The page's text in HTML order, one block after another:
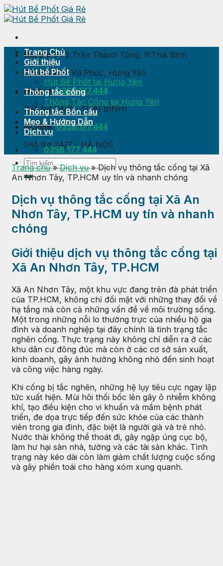
Skip
to
Địa chỉ 1:72 Trần Thánh Tông, P.Thái Bình
Địa chỉ 2:P. Vũ Phúc, Hưng Yên
Hotline: 0358.177.444
(Hỗ trợ 24/7 - THÁI BÌNH)
Hotline: 0358.177.444
(Hỗ trợ 24/7 - HÀ NỘI)
Trang Chủ
Giới thiệu
Hút bể Phốt
Hút Bể Phốt tại Hưng Yên
Thông tắc cống
Thông Tắc Cống tại Hưng Yên
Thông tắc Bồn cầu
Mẹo & Hướng Dẫn
Dịch vụ
0358 177 444
Trang chủ»Dịch vụ»Dịch vụ thông tắc cống tại Xã
An Nhơn Tây, TP.HCM uy tín và nhanh chóng
Dịch vụ thông tắc cống tại Xã An
Nhơn Tây, TP.HCM uy tín và nhanh
chóng
Giới thiệu dịch vụ thông tắc cống tại
Xã An Nhơn Tây, TP.HCM
Xã An Nhơn Tây, một khu vực đang trên đà phát triển
của TP.HCM, không chỉ đối mặt với những thay đổi về
hạ tầng mà còn cả những vấn đề về môi trường sống.
Một trong những nỗi lo thường trực của nhiều hộ gia
đình và doanh nghiệp tại đây chính là tình trạng tắc
nghẽn cống. Thực trạng này không chỉ diễn ra ở các
khu dân cư đông đúc mà còn ở các cơ sở sản xuất,
kinh doanh, gây ảnh hưởng không nhỏ đến sinh hoạt
và công việc hàng ngày.
Khi cống bị tắc nghẽn, những hệ lụy tiêu cực ngay lập
tức xuất hiện. Mùi hôi thối bốc lên gây ô nhiễm không
khí, tạo điều kiện cho vi khuẩn và mầm bệnh phát
triển, đe dọa trực tiếp đến sức khỏe của các thành
viên trong gia đình, đặc biệt là người già và trẻ nhỏ.
Nước thải không thể thoát đi, gây ngập úng cục bộ,
làm hư hại sàn nhà, tường và các tài sản khác. Tình
trạng này kéo dài còn làm giảm chất lượng cuộc sống
và gây phiền toái cho hàng xóm xung quanh.